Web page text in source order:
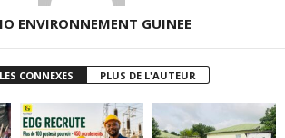
ENVIRONNEMENT GUINEE
CONNEXES PLUS DE L'AUTEUR